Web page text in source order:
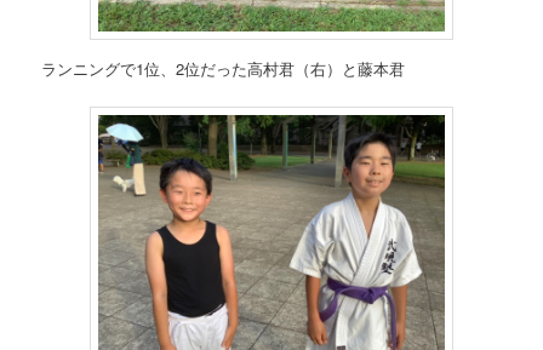
ランニングで1位、2位だった高村君（右）と藤本君